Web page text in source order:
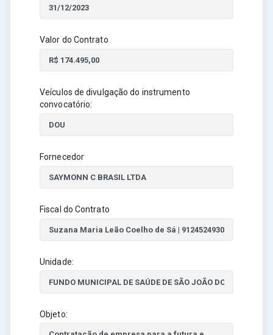
Valor do Contrato
Veículos de divulgação do instrumento
convocatório:
Fornecedor
Fiscal do Contrato
Unidade:
Objeto: